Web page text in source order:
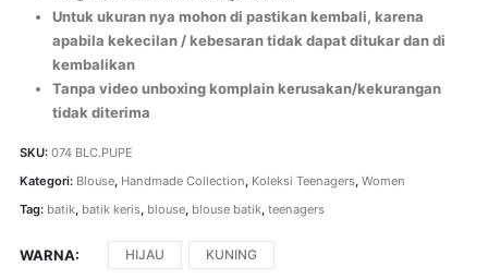
Untuk ukuran nya mohon di pastikan kembali, karena
apabila kekecilan / kebesaran tidak dapat ditukar dan di
kembalikan
Tanpa video unboxing komplain kerusakan/kekurangan
tidak diterima
SKU: 074 BLC.PUPE
Kategori: Blouse, Handmade Collection, Koleksi Teenagers, Women
Tag: batik, batik keris, blouse, blouse batik, teenagers
WARNA HIJAU KUNING